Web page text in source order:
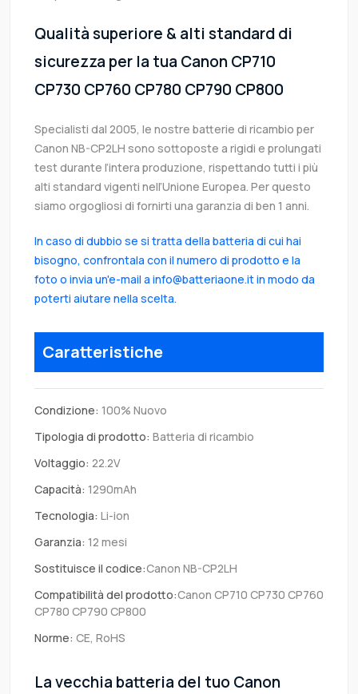
Qualità superiore & alti standard di
sicurezza per la tua Canon CP710
CP730 CP760 CP780 CP790 CP800
Specialisti dal 2005, le nostre batterie di ricambio per
Canon NB-CP2LH sono sottoposte a rigidi e prolungati
test durante l’intera produzione, rispettando tutti i più
alti standard vigenti nell’Unione Europea. Per questo
siamo orgogliosi di fornirti una garanzia di ben 1 anni.
In caso di dubbio se si tratta della batteria di cui hai
bisogno, confrontala con il numero di prodotto e la
foto o invia un'e-mail a info@batteriaone.it in modo da
poterti aiutare nella scelta.
Caratteristiche
Condizione: 100% Nuovo
Tipologia di prodotto: Batteria di ricambio
Voltaggio: 22.2V
Capacità: 1290mAh
Tecnologia: Li-ion
Garanzia: 12 mesi
Sostituisce il codice:Canon NB-CP2LH
Compatibilità del prodotto:Canon CP710 CP730 CP760
CP780 CP790 CP800
Norme: CE, RoHS
La vecchia batteria del tuo Canon